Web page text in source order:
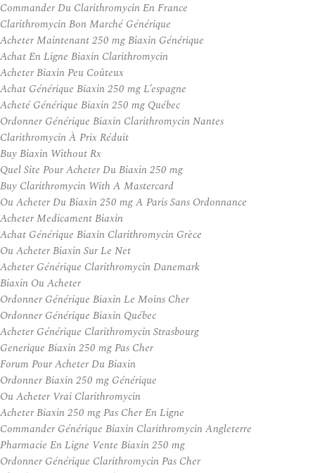
Commander Du Clarithromycin En France
Clarithromycin Bon Marché Générique
Acheter Maintenant 250 mg Biaxin Générique
Achat En Ligne Biaxin Clarithromycin
Acheter Biaxin Peu Coûteux
Achat Générique Biaxin 250 mg L’espagne
Acheté Générique Biaxin 250 mg Québec
Ordonner Générique Biaxin Clarithromycin Nantes
Clarithromycin À Prix Réduit
Buy Biaxin Without Rx
Quel Site Pour Acheter Du Biaxin 250 mg
Buy Clarithromycin With A Mastercard
Ou Acheter Du Biaxin 250 mg A Paris Sans Ordonnance
Acheter Medicament Biaxin
Achat Générique Biaxin Clarithromycin Grèce
Ou Acheter Biaxin Sur Le Net
Acheter Générique Clarithromycin Danemark
Biaxin Ou Acheter
Ordonner Générique Biaxin Le Moins Cher
Ordonner Générique Biaxin Québec
Acheter Générique Clarithromycin Strasbourg
Generique Biaxin 250 mg Pas Cher
Forum Pour Acheter Du Biaxin
Ordonner Biaxin 250 mg Générique
Ou Acheter Vrai Clarithromycin
Acheter Biaxin 250 mg Pas Cher En Ligne
Commander Générique Biaxin Clarithromycin Angleterre
Pharmacie En Ligne Vente Biaxin 250 mg
Ordonner Générique Clarithromycin Pas Cher